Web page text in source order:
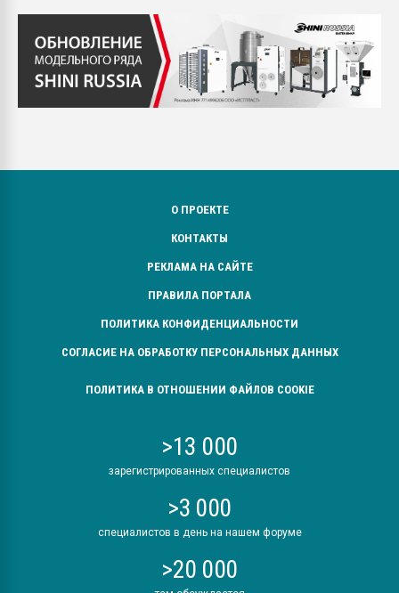
О ПРОЕКТЕ
КОНТАКТЫ
РЕКЛАМА НА САЙТЕ
ПРАВИЛА ПОРТАЛА
ПОЛИТИКА КОНФИДЕНЦИАЛЬНОСТИ
СОГЛАСИЕ НА ОБРАБОТКУ ПЕРСОНАЛЬНЫХ ДАННЫХ
ПОЛИТИКА В ОТНОШЕНИИ ФАЙЛОВ COOKIE
>13 000
зарегистрированных специалистов
>3 000
специалистов в день на нашем форуме
>20 000